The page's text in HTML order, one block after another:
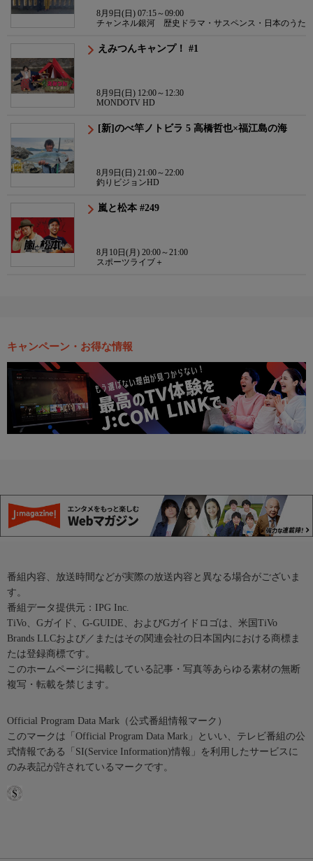
8月9日(日) 07:15～09:00
チャンネル銀河 歴史ドラマ・サスペンス・日本のうた
えみつんキャンプ！ #1
8月9日(日) 12:00～12:30
MONDOTV HD
[新]のべ竿ノトビラ 5 高橋哲也×福江島の海
8月9日(日) 21:00～22:00
釣りビジョンHD
嵐と松本 #249
8月10日(月) 20:00～21:00
スポーツライブ＋
キャンペーン・お得な情報
番組内容、放送時間などが実際の放送内容と異なる場合がございま
す。
番組データ提供元：IPG Inc.
TiVo、Gガイド、G-GUIDE、およびGガイドロゴは、米国TiVo
Brands LLCおよび／またはその関連会社の日本国内における商標ま
たは登録商標です。
このホームページに掲載している記事・写真等あらゆる素材の無断
複写・転載を禁じます。
Official Program Data Mark（公式番組情報マーク）
このマークは「Official Program Data Mark」といい、テレビ番組の公
式情報である「SI(Service Information)情報」を利用したサービスに
のみ表記が許されているマークです。